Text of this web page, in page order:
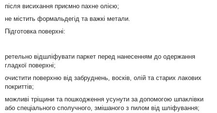
після висихання приємно пахне олією;
не містить формальдегід та важкі метали.
Підготовка поверхні:
ретельно відшліфувати паркет перед нанесенням до одержання
гладкої поверхні;
очистити поверхню від забруднень, восків, олій та старих лакових
покриттів;
можливі тріщини та пошкодження усунути за допомогою шпаклівки
або спеціального сполучного, змішаного з пилом від шліфування;